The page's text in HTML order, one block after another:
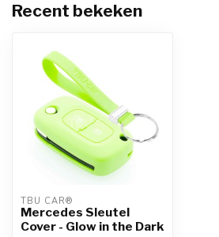
Recent bekeken
TBU CAR®
Mercedes Sleutel
Cover - Glow in the Dark